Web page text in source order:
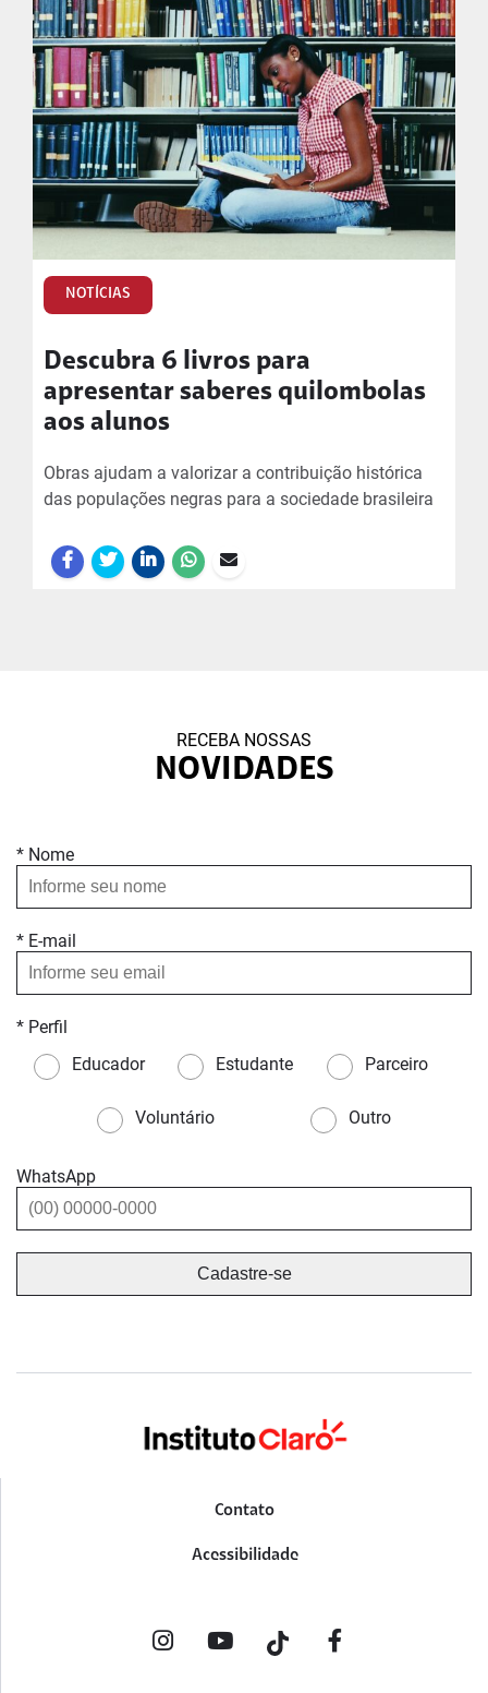
NOTÍCIAS
Descubra 6 livros para
apresentar saberes quilombolas
aos alunos
Obras ajudam a valorizar a contribuição histórica
das populações negras para a sociedade brasileira
RECEBA NOSSAS
NOVIDADES
* Nome
* E-mail
* Perfil
Educador
Estudante Parceiro
Voluntário Outro
WhatsApp
Contato
Acessibilidade